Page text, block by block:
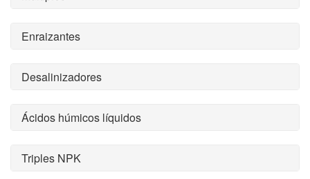
Enraizantes
Desalinizadores
Ácidos húmicos líquidos
Triples NPK